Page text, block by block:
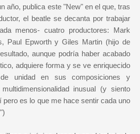
año, publica este "New" en el que, tras
el beatle se decanta por trabajar
menos- cuatro productores: Mark
Paul Epworth y Giles Martin (hijo de
aunque podría haber acabado
adquiere forma y se ve enriquecido
de unidad en sus composiciones y
inusual (y siento
pero es lo que me hace sentir cada uno